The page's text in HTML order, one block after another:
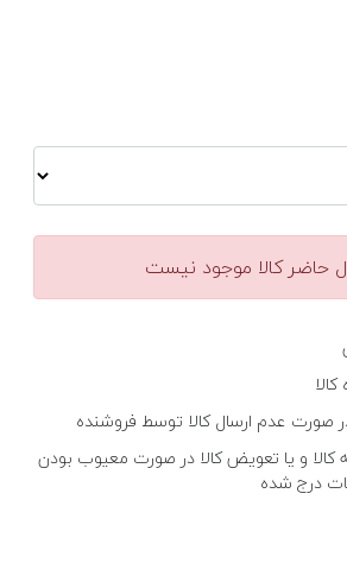
حاضر کالا موجود نیست
صورت عدم ارسال کالا توسط فروشنده
کالا و یا تعویض کالا در صورت معیوب بودن
درج شده